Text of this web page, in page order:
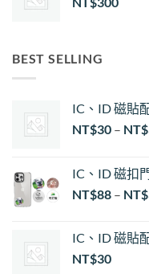
BEST SELLING
IC、ID 磁貼
NT$30 – NT$
IC、ID 磁扣
NT$88 – NT$
IC、ID 磁貼
NT$30